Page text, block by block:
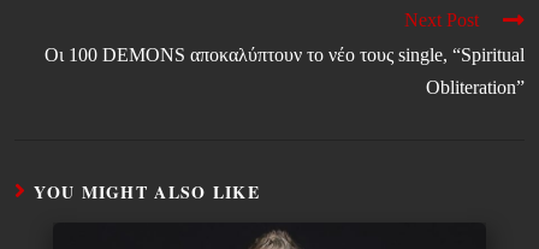
Next Post
Οι 100 DEMONS αποκαλύπτουν το νέο τους single, “Spiritual
Obliteration”
YOU MIGHT ALSO LIKE